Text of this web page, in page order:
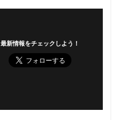
最新情報をチェックしよう！